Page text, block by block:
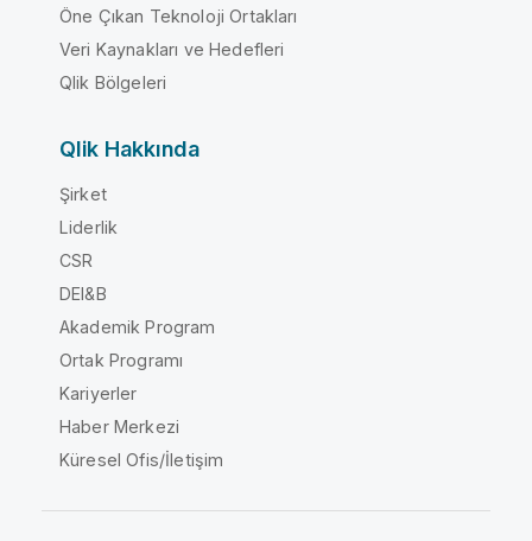
Öne Çıkan Teknoloji Ortakları
Veri Kaynakları ve Hedefleri
Qlik Bölgeleri
Qlik Hakkında
Şirket
Liderlik
CSR
DEI&B
Akademik Program
Ortak Programı
Kariyerler
Haber Merkezi
Küresel Ofis/İletişim